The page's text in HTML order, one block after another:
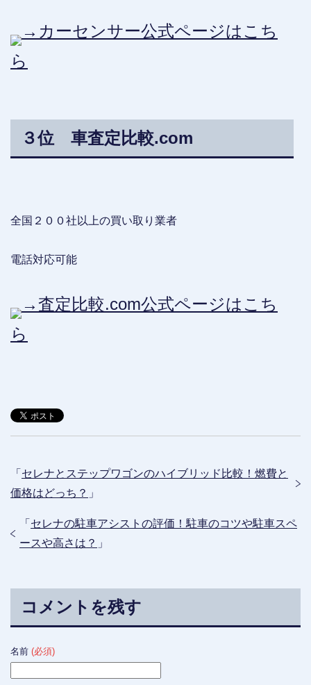
→カーセンサー公式ページはこち
ら
３位 車査定比較.com
全国２００社以上の買い取り業者
電話対応可能
→査定比較.com公式ページはこち
ら
「 セレナとステップワゴンのハイブリッド比較！燃費と
価格はどっち？ 」
「 セレナの駐車アシストの評価！駐車のコツや駐車スペ
ースや高さは？ 」
コメントを残す
名前 (必須)